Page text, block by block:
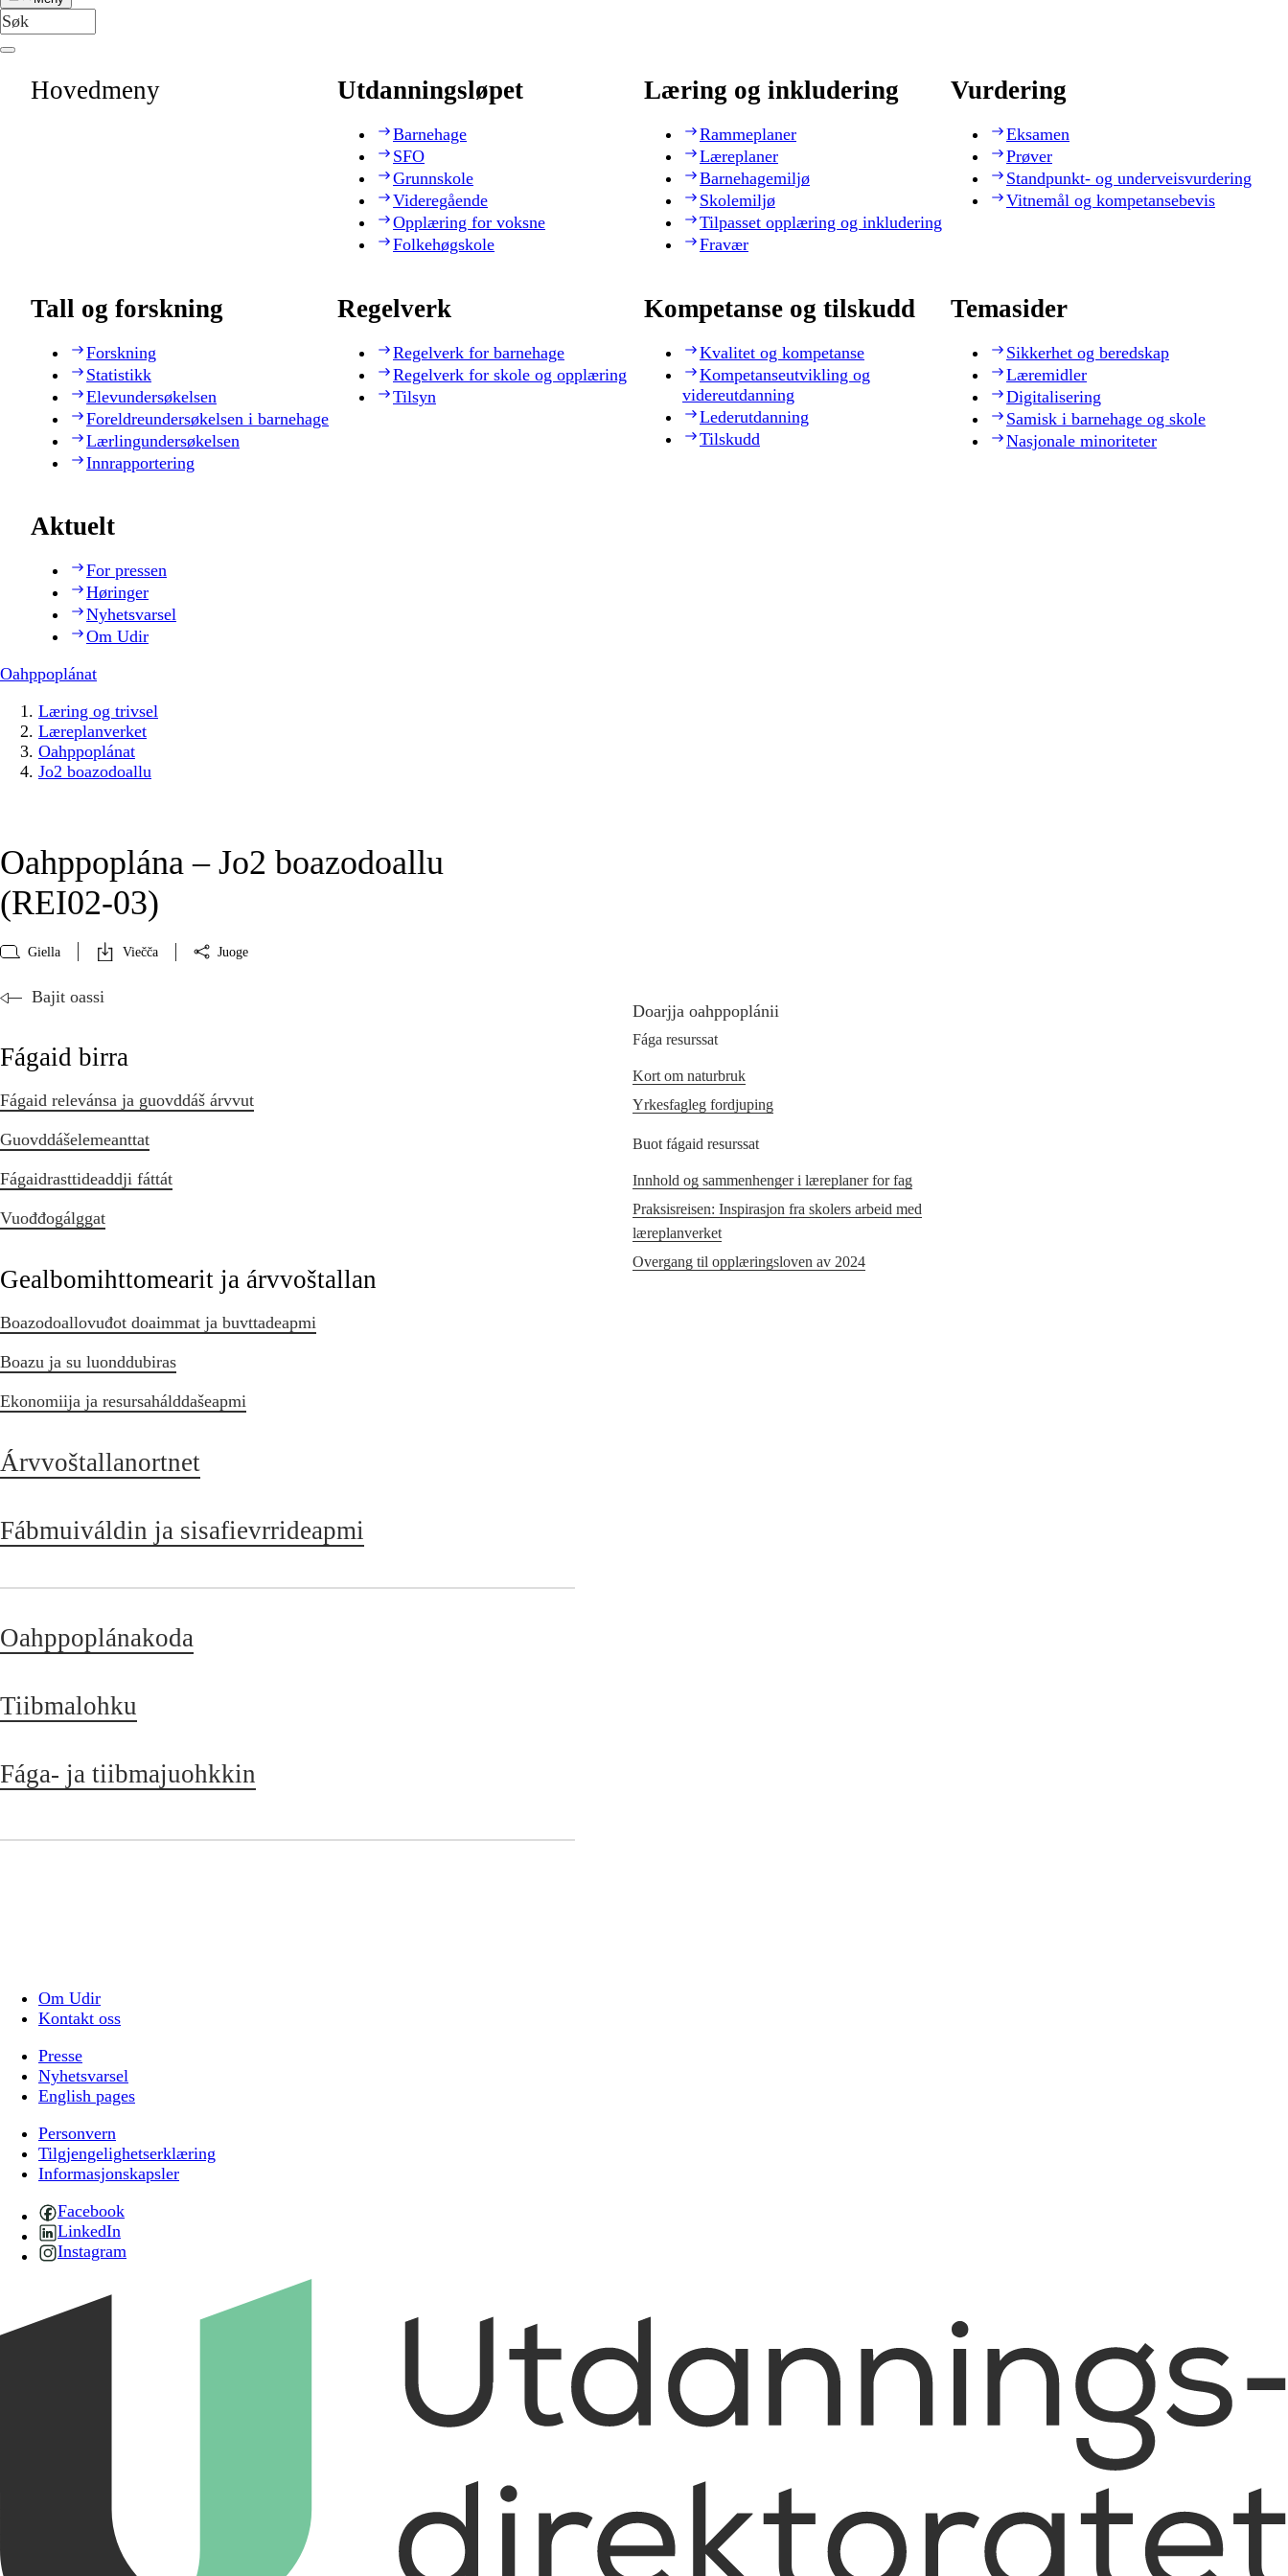
Hovedmeny Utdanningsløpet
Barnehage
SFO
Grunnskole
Videregående
Opplæring for voksne
Folkehøgskole
Læring og inkludering
Rammeplaner
Læreplaner
Barnehagemiljø
Skolemiljø
Tilpasset opplæring og inkludering
Fravær
Vurdering
Eksamen
Prøver
Standpunkt- og underveisvurdering
Vitnemål og kompetansebevis
Tall og forskning
Forskning
Statistikk
Elevundersøkelsen
Foreldreundersøkelsen i barnehage
Lærlingundersøkelsen
Innrapportering
Regelverk
Regelverk for barnehage
Regelverk for skole og opplæring
Tilsyn
Kompetanse og tilskudd
Kvalitet og kompetanse
Kompetanseutvikling og
videreutdanning
Lederutdanning
Tilskudd
Temasider
Sikkerhet og beredskap
Læremidler
Digitalisering
Samisk i barnehage og skole
Nasjonale minoriteter
Aktuelt
For pressen
Høringer
Nyhetsvarsel
Om Udir
Oahppoplánat
Læring og trivsel
Læreplanverket
Oahppoplánat
Jo2 boazodoallu
Oahppoplána – Jo2 boazodoallu
(REI02‑03)
Giella Viečča Juoge
Bajit oassi
Fágaid birra
Fágaid relevánsa ja guovddáš árvvut
Guovddášelemeanttat
Fágaidrasttideaddji fáttát
Vuođđogálggat
Gealbomihttomearit ja árvvoštallan
Boazodoallovuđot doaimmat ja buvttadeapmi
Boazu ja su luonddubiras
Ekonomiija ja resursahálddašeapmi
Árvvoštallanortnet
Fábmuiváldin ja sisafievrrideapmi
Oahppoplánakoda
Tiibmalohku
Fága- ja tiibmajuohkkin
Doarjja oahppoplánii
Fága resurssat
Kort om naturbruk
Yrkesfagleg fordjuping
Buot fágaid resurssat
Innhold og sammenhenger i læreplaner for fag
Praksisreisen: Inspirasjon fra skolers arbeid med
læreplanverket
Overgang til opplæringsloven av 2024
Om Udir
Kontakt oss
Presse
Nyhetsvarsel
English pages
Personvern
Tilgjengelighetserklæring
Informasjonskapsler
Facebook
LinkedIn
Instagram